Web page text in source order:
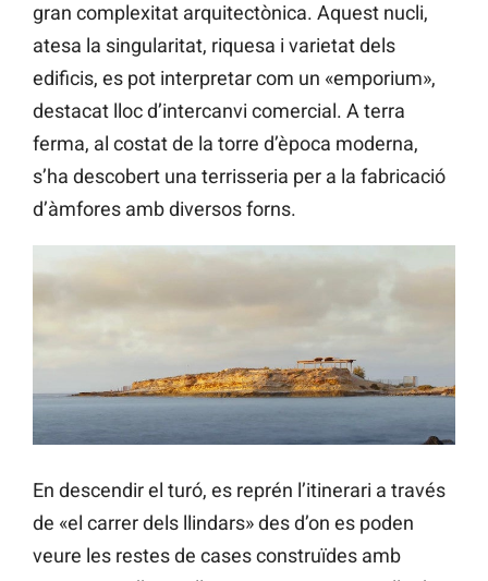
gran complexitat arquitectònica. Aquest nucli,
atesa la singularitat, riquesa i varietat dels
edificis, es pot interpretar com un «emporium»,
destacat lloc d’intercanvi comercial. A terra
ferma, al costat de la torre d’època moderna,
s’ha descobert una terrisseria per a la fabricació
d’àmfores amb diversos forns.
En descendir el turó, es reprén l’itinerari a través
de «el carrer dels llindars» des d’on es poden
veure les restes de cases construïdes amb